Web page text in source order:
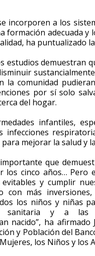
incorporen a los
formación adecuada y
ha puntualizado la
estudios demuestran
la comunidad
por sí solo
del hogar.
infantiles,
infecciones
mejorar la salud y
que
los cinco años… Pero
y cumplir
con más
los niños y niñas
y a las
nacido”, ha
y Población del
los Niños y los